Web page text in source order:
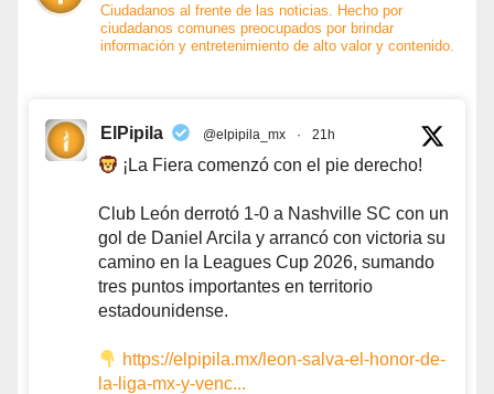
Ciudadanos al frente de las noticias. Hecho por
ciudadanos comunes preocupados por brindar
información y entretenimiento de alto valor y contenido.
ElPipila @elpipila_mx · 21h
¡La Fiera comenzó con el pie derecho!
Club León derrotó 1-0 a Nashville SC con un
gol de Daniel Arcila y arrancó con victoria su
camino en la Leagues Cup 2026, sumando
tres puntos importantes en territorio
estadounidense.
https://elpipila.mx/leon-salva-el-honor-de-
la-liga-mx-y-venc...